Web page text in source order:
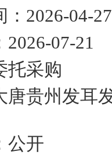
2026-04-
2026-07-21
托采购
唐贵州发耳
公开